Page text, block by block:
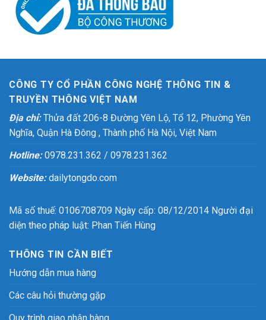
CÔNG TY CỔ PHẦN CÔNG NGHỆ THÔNG TIN &
TRUYỀN THÔNG VIỆT NAM
Địa chỉ:Thửa đất 206-8 Đường Yên Lộ, Tổ 12, Phường Yên
Nghĩa, Quận Hà Đông , Thành phố Hà Nội, Việt Nam
Hotline: 0978.231.362 / 0978.231.362
Website:dailytongdo.com
Mã số thuế: 0106708709 Ngày cấp: 08/12/2014 Người đại
diện theo pháp luật: Phan Tiến Hùng
THÔNG TIN CẦN BIẾT
Hướng dẫn mua hàng
Các câu hỏi thường gặp